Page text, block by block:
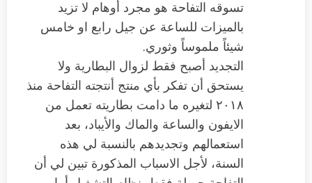
تسوقه التفاحة هو مجرد أوهام لا تزيد
بالميزات للساعة عن جيل رابع او خامس
شيئاً ملموساً وثوري.
التجديد أصبح فقط لزوال البطارية ولا
يستحق أن تفكر بأي منتج أنتجته التفاحة منذ
٢٠١٨ لتغيره ما دامت بطاريته تعمل من
الايفون والساعة والماك والأيباد، بعد
استعمالهم وتجديدهم بالنسبة لي هذه
السنة، لأجل الاسباب المذكورة تبين لي أن